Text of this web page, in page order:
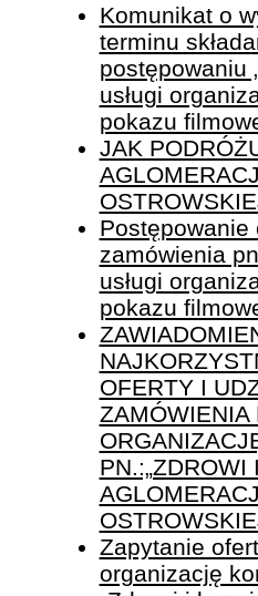
Komunikat o
terminu
postępowaniu
usługi
pokazu
JAK
Postępowanie
zamówienia
usługi
pokazu
OFERTY I
ZAMÓWIENIA
Zapytanie
organizację